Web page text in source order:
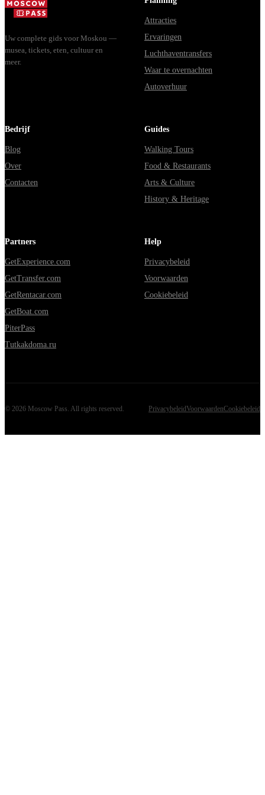
Uw complete gids voor Moskou —
musea, tickets, eten, cultuur en
meer.
Attracties
Ervaringen
Luchthaventransfers
Waar te overnachten
Autoverhuur
Bedrijf
Blog
Over
Contacten
Guides
Walking Tours
Food & Restaurants
Arts & Culture
History & Heritage
Partners
GetExperience.com
GetTransfer.com
GetRentacar.com
GetBoat.com
PiterPass
Tutkakdoma.ru
Help
Privacybeleid
Voorwaarden
Cookiebeleid
© 2026 Moscow Pass. All rights reserved. PrivacybeleidVoorwaardenCookiebeleid